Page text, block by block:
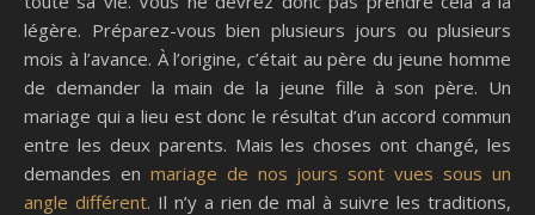
légère. Préparez-vous bien plusieurs jours ou plusieurs
mois à l’avance. À l’origine, c’était au père du jeune homme
de demander la main de la jeune fille à son père. Un
mariage qui a lieu est donc le résultat d’un accord commun
entre les deux parents. Mais les choses ont changé, les
demandes en mariage de nos jours sont vues sous un
angle différent. Il n’y a rien de mal à suivre les traditions,